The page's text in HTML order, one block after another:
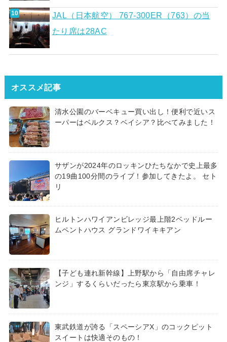
JAL（日本航空） 767-300ER（763）の当
たり席は28AC
オススメ記事
清水公園のバーベキュー買い出し！便利で近いス
ーパーはベルクス？ベイシア？比べてみました！
サザンが2024年のロッキンひたちなかで史上最多
の19曲100分間のライブ！参加してきたよ。 セト
リ
ヒルトンハワイアンビレッジ最上階2ベッドルー
ムペントハウス グランドワイキキアン
【子ども連れ新幹線】上野駅から「自由席チャレ
ンジ」するくらいだったら東京駅から乗車！
東武鉄道が誇る「スペーシアX」のコックピット
スイートは快適そのもの！